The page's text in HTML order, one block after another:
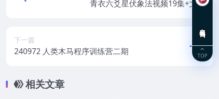
青衣六爻星伏象法视频19集+文档
下一篇
240972 人类木马程序训练营二期
相关文章
TOP